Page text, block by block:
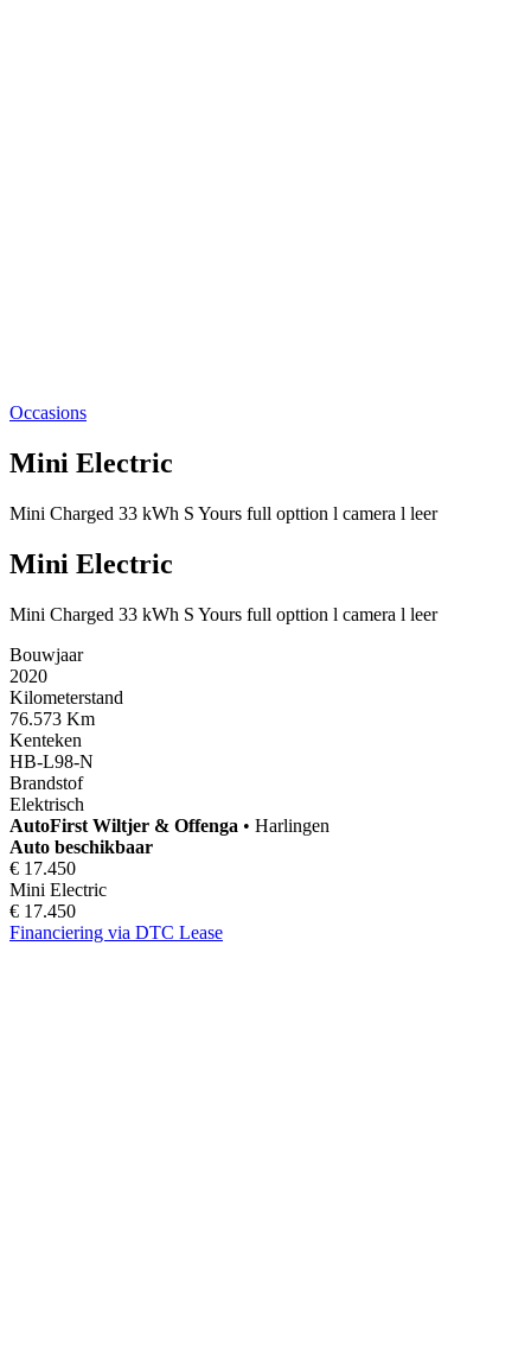
Occasions
Mini Electric
Mini Charged 33 kWh S Yours full opttion l camera l leer
Mini Electric
Mini Charged 33 kWh S Yours full opttion l camera l leer
Bouwjaar
2020
Kilometerstand
76.573 Km
Kenteken
HB-L98-N
Brandstof
Elektrisch
AutoFirst Wiltjer & Offenga • Harlingen
Auto beschikbaar
€ 17.450
Mini Electric
€ 17.450
Financiering via DTC Lease